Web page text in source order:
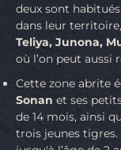
deux sont
dans leur
Teliya, Junona,
où l’on peut aussi
Cette zone abrite
Sonanet ses
de 14 mois, ainsi
trois jeunes